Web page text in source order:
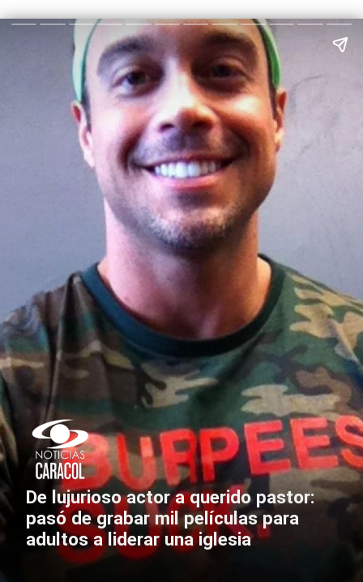
De lujurioso actor a querido pastor:
pasó de grabar mil películas para
adultos a liderar una iglesia